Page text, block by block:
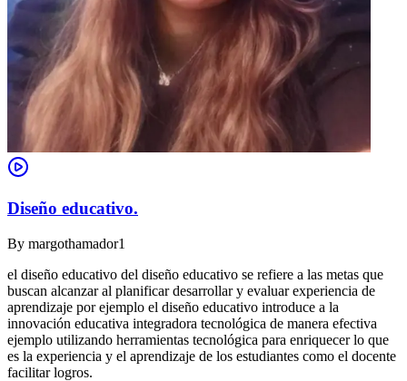
Diseño educativo.
By margothamador1
el diseño educativo del diseño educativo se refiere a las metas que
buscan alcanzar al planificar desarrollar y evaluar experiencia de
aprendizaje por ejemplo el diseño educativo introduce a la
innovación educativa integradora tecnológica de manera efectiva
ejemplo utilizando herramientas tecnológica para enriquecer lo que
es la experiencia y el aprendizaje de los estudiantes como el docente
facilitar logros.